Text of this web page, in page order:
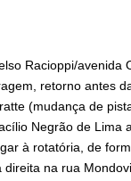
Racioppi/avenida
retorno antes
(mudança de
Negrão de Lima
à rotatória, de
na rua